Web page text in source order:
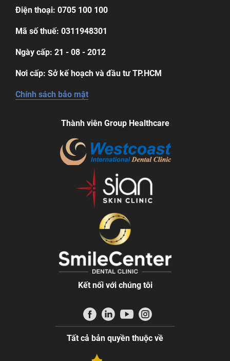
Điện thoại: 0705 100 100
Mã số thuế: 0311948301
Ngày cấp: 21 - 08 - 2012
Nơi cấp: Sở kế hoạch và đầu tư TP.HCM
Chính sách bảo mật
Thành viên Group Healthcare
Kết nối với chúng tôi
Tất cả bản quyền thuộc về